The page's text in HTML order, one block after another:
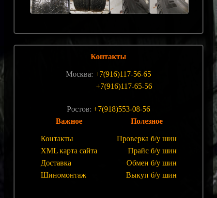
Контакты
Москва: +7(916)117-56-65
+7(916)117-65-56
Ростов: +7(918)553-08-56
Важное
Контакты
XML карта сайта
Доставка
Шиномонтаж
Полезное
Проверка б/у шин
Прайс б/у шин
Обмен б/у шин
Выкуп б/у шин